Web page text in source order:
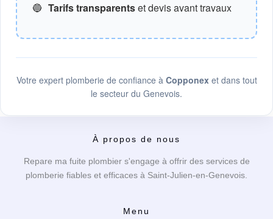
🔵 Tarifs transparentset devis avant travaux
Votre expert plomberie de confiance à Copponexet dans tout
le secteur du Genevois.
À propos de nous
Repare ma fuite plombier s'engage à offrir des services de
plomberie fiables et efficaces à Saint-Julien-en-Genevois.
Menu